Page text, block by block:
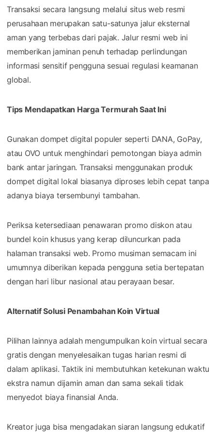
Transaksi secara langsung melalui situs web resmi
perusahaan merupakan satu-satunya jalur eksternal
aman yang terbebas dari pajak. Jalur resmi web ini
memberikan jaminan penuh terhadap perlindungan
informasi sensitif pengguna sesuai regulasi keamanan
global.
Tips Mendapatkan Harga Termurah Saat Ini
Gunakan dompet digital populer seperti DANA, GoPay,
atau OVO untuk menghindari pemotongan biaya admin
bank antar jaringan. Transaksi menggunakan produk
dompet digital lokal biasanya diproses lebih cepat tanpa
adanya biaya tersembunyi tambahan.
Periksa ketersediaan penawaran promo diskon atau
bundel koin khusus yang kerap diluncurkan pada
halaman transaksi web. Promo musiman semacam ini
umumnya diberikan kepada pengguna setia bertepatan
dengan hari libur nasional atau perayaan besar.
Alternatif Solusi Penambahan Koin Virtual
Pilihan lainnya adalah mengumpulkan koin virtual secara
gratis dengan menyelesaikan tugas harian resmi di
dalam aplikasi. Taktik ini membutuhkan ketekunan waktu
ekstra namun dijamin aman dan sama sekali tidak
menyedot biaya finansial Anda.
Kreator juga bisa mengadakan siaran langsung edukatif